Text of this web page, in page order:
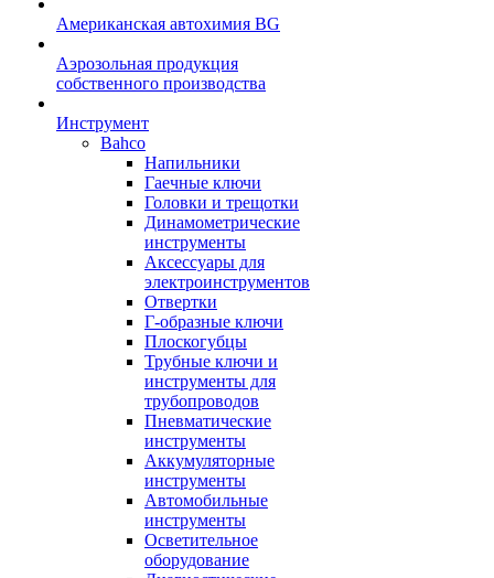
Американская автохимия BG
Аэрозольная продукция
собственного производства
Инструмент
Bahco
Напильники
Гаечные ключи
Головки и трещотки
Динамометрические
инструменты
Аксессуары для
электроинструментов
Отвертки
Г-образные ключи
Плоскогубцы
Трубные ключи и
инструменты для
трубопроводов
Пневматические
инструменты
Аккумуляторные
инструменты
Автомобильные
инструменты
Осветительное
оборудование